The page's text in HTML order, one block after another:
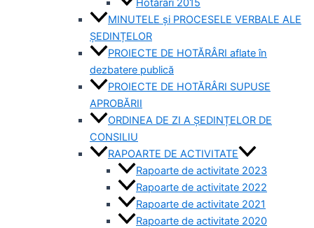
MINUTELE și PROCESELE VERBALE ALE
ȘEDINȚELOR
PROIECTE DE HOTĂRÂRI aflate în
dezbatere publică
PROIECTE DE HOTĂRÂRI SUPUSE
APROBĂRII
ORDINEA DE ZI A ȘEDINȚELOR DE
CONSILIU
RAPOARTE DE ACTIVITATE
Rapoarte de activitate 2023
Rapoarte de activitate 2022
Rapoarte de activitate 2021
Rapoarte de activitate 2020